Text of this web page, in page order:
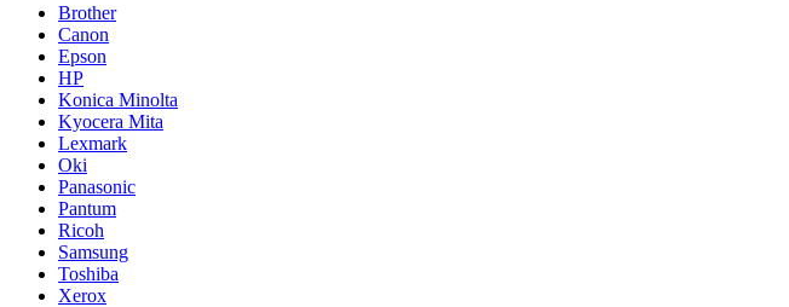
Brother
Canon
Epson
HP
Konica Minolta
Kyocera Mita
Lexmark
Oki
Panasonic
Pantum
Ricoh
Samsung
Toshiba
Xerox